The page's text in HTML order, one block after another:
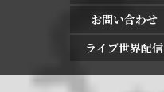
お問い合わせ
ライブ世界配信